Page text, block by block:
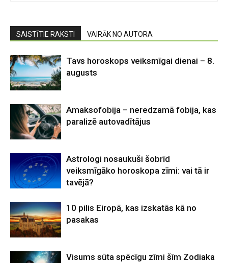
SAISTĪTIE RAKSTI VAIRĀK NO AUTORA
Tavs horoskops veiksmīgai dienai – 8.
augusts
Amaksofobija – neredzamā fobija, kas
paralizē autovadītājus
Astrologi nosaukuši šobrīd
veiksmīgāko horoskopa zīmi: vai tā ir
tavējā?
10 pilis Eiropā, kas izskatās kā no
pasakas
Visums sūta spēcīgu zīmi šīm Zodiaka